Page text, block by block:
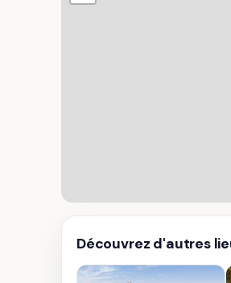
Découvrez d'autres